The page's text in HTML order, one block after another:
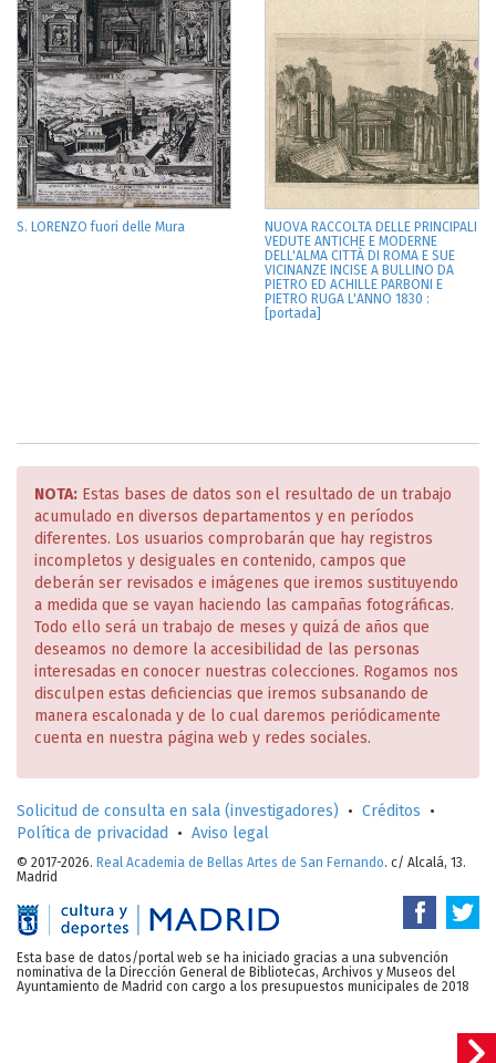
S. LORENZO fuori delle Mura
NUOVA RACCOLTA DELLE PRINCIPALI
VEDUTE ANTICHE E MODERNE
DELL'ALMA CITTÀ DI ROMA E SUE
VICINANZE INCISE A BULLINO DA
PIETRO ED ACHILLE PARBONI E
PIETRO RUGA L'ANNO 1830 :
[portada]
NOTA: Estas bases de datos son el resultado de un trabajo
acumulado en diversos departamentos y en períodos
diferentes. Los usuarios comprobarán que hay registros
incompletos y desiguales en contenido, campos que
deberán ser revisados e imágenes que iremos sustituyendo
a medida que se vayan haciendo las campañas fotográficas.
Todo ello será un trabajo de meses y quizá de años que
deseamos no demore la accesibilidad de las personas
interesadas en conocer nuestras colecciones. Rogamos nos
disculpen estas deficiencias que iremos subsanando de
manera escalonada y de lo cual daremos periódicamente
cuenta en nuestra página web y redes sociales.
Solicitud de consulta en sala (investigadores) • Créditos •
Política de privacidad
• Aviso legal
© 2017-2026. Real Academia de Bellas Artes de San Fernando. c/ Alcalá, 13.
Madrid
Esta base de datos/portal web se ha iniciado gracias a una subvención
nominativa de la Dirección General de Bibliotecas, Archivos y Museos del
Ayuntamiento de Madrid con cargo a los presupuestos municipales de 2018